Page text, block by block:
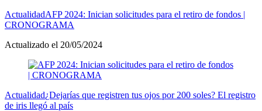
ActualidadAFP 2024: Inician solicitudes para el retiro de fondos |
CRONOGRAMA
Actualizado el 20/05/2024
Actualidad¿Dejarías que registren tus ojos por 200 soles? El registro
de iris llegó al país